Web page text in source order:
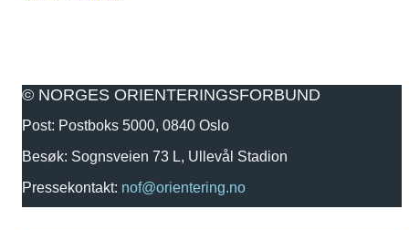
© NORGES ORIENTERINGSFORBUND
Post: Postboks 5000, 0840 Oslo
Besøk: Sognsveien 73 L, Ullevål Stadion
Pressekontakt: nof@orientering.no